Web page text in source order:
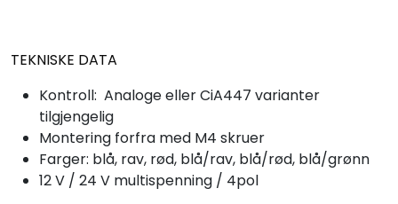
TEKNISKE DATA
Kontroll: Analoge eller CiA447 varianter
tilgjengelig
Montering forfra med M4 skruer
Farger: blå, rav, rød, blå/rav, blå/rød, blå/grønn
12 V / 24 V multispenning / 4pol